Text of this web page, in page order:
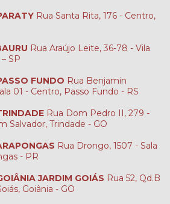
Rua Santa Rita, 176 - Centro,
Rua Araújo Leite, 36-78 - Vila
SP
FUNDO Rua Benjamin
01 - Centro, Passo Fundo - RS
Rua Dom Pedro II, 279 -
Salvador, Trindade - GO
Rua Drongo, 1507 - Sala
- PR
JARDIM GOIÁS Rua 52, Qd.B
Goiânia - GO